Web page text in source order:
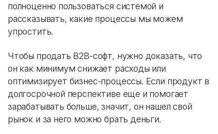
полноценно пользоваться системой и
рассказывать, какие процессы мы можем
упростить.
Чтобы продать B2B-софт, нужно доказать, что
он как минимум снижает расходы или
оптимизирует бизнес-процессы. Если продукт в
долгосрочной перспективе еще и помогает
зарабатывать больше, значит, он нашел свой
рынок и за него можно брать деньги.